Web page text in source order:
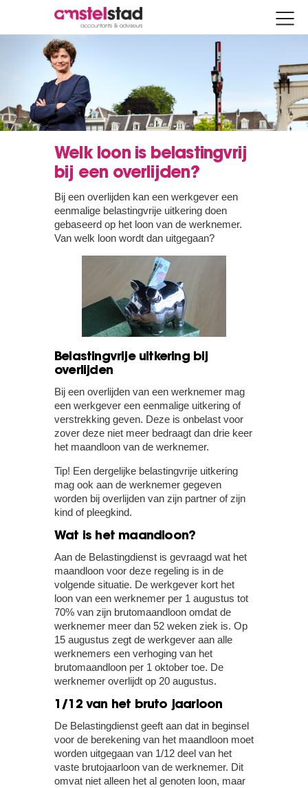
Welk loon is belastingvrij
bij een overlijden?
Bij een overlijden kan een werkgever een
eenmalige belastingvrije uitkering doen
gebaseerd op het loon van de werknemer.
Van welk loon wordt dan uitgegaan?
Belastingvrije uitkering bij
overlijden
Bij een overlijden van een werknemer mag
een werkgever een eenmalige uitkering of
verstrekking geven. Deze is onbelast voor
zover deze niet meer bedraagt dan drie keer
het maandloon van de werknemer.
Tip! Een dergelijke belastingvrije uitkering
mag ook aan de werknemer gegeven
worden bij overlijden van zijn partner of zijn
kind of pleegkind.
Wat is het maandloon?
Aan de Belastingdienst is gevraagd wat het
maandloon voor deze regeling is in de
volgende situatie. De werkgever kort het
loon van een werknemer per 1 augustus tot
70% van zijn brutomaandloon omdat de
werknemer meer dan 52 weken ziek is. Op
15 augustus zegt de werkgever aan alle
werknemers een verhoging van het
brutomaandloon per 1 oktober toe. De
werknemer overlijdt op 20 augustus.
1/12 van het bruto jaarloon
De Belastingdienst geeft aan dat in beginsel
voor de berekening van het maandloon moet
worden uitgegaan van 1/12 deel van het
vaste brutojaarloon van de werknemer. Dit
omvat niet alleen het al genoten loon, maar